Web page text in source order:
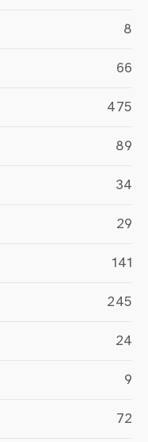
8
66
475
89
34
29
141
245
24
9
72